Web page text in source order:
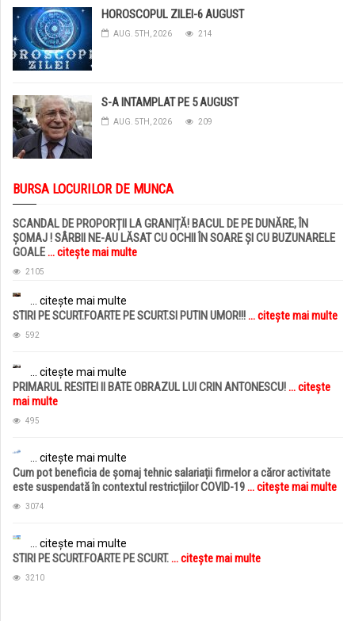
HOROSCOPUL ZILEI-6 AUGUST
AUG. 5TH, 2026 214
S-A INTAMPLAT PE 5 AUGUST
AUG. 5TH, 2026 209
BURSA LOCURILOR DE MUNCA
SCANDAL DE PROPORȚII LA GRANIȚĂ! BACUL DE PE DUNĂRE, ÎN
ȘOMAJ ! SÂRBII NE-AU LĂSAT CU OCHII ÎN SOARE ȘI CU BUZUNARELE
GOALE... citește mai multe
2105
... citește mai multe
STIRI PE SCURT.FOARTE PE SCURT.SI PUTIN UMOR!!!... citește mai multe
592
... citește mai multe
PRIMARUL RESITEI II BATE OBRAZUL LUI CRIN ANTONESCU!... citește
mai multe
495
... citește mai multe
Cum pot beneficia de șomaj tehnic salariații firmelor a căror activitate
este suspendată în contextul restricțiilor COVID-19... citește mai multe
3074
... citește mai multe
STIRI PE SCURT.FOARTE PE SCURT.... citește mai multe
3210